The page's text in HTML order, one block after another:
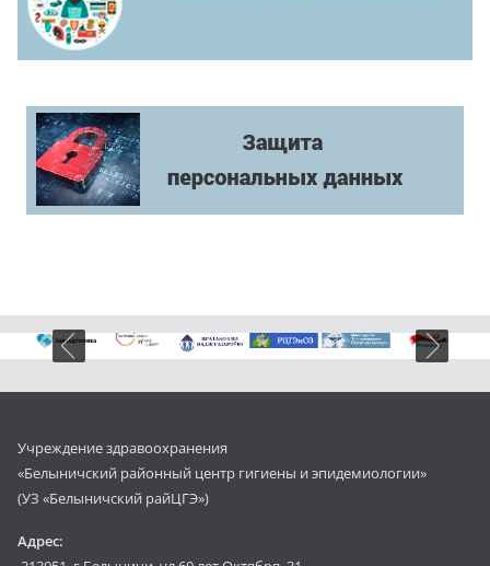
Учреждение здравоохранения
«Белыничский районный центр гигиены и эпидемиологии»
(УЗ «Белыничский райЦГЭ»)
Адрес: